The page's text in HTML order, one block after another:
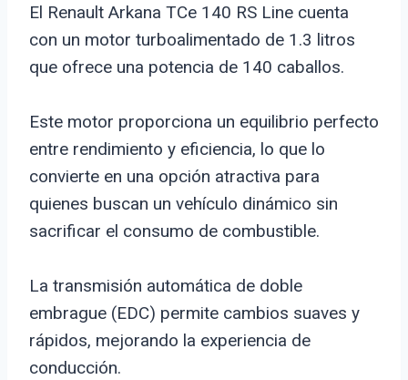
El Renault Arkana TCe 140 RS Line cuenta
con un motor turboalimentado de 1.3 litros
que ofrece una potencia de 140 caballos.
Este motor proporciona un equilibrio perfecto
entre rendimiento y eficiencia, lo que lo
convierte en una opción atractiva para
quienes buscan un vehículo dinámico sin
sacrificar el consumo de combustible.
La transmisión automática de doble
embrague (EDC) permite cambios suaves y
rápidos, mejorando la experiencia de
conducción.